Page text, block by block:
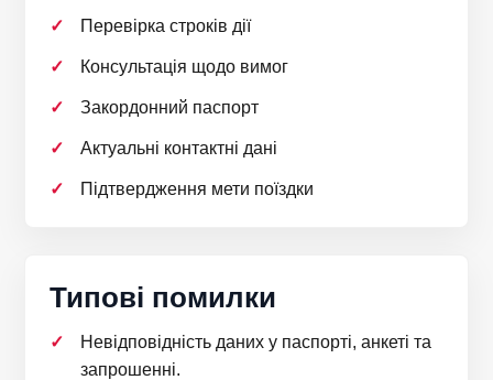
Перевірка строків дії
Консультація щодо вимог
Закордонний паспорт
Актуальні контактні дані
Підтвердження мети поїздки
Типові помилки
Невідповідність даних у паспорті, анкеті та
запрошенні.